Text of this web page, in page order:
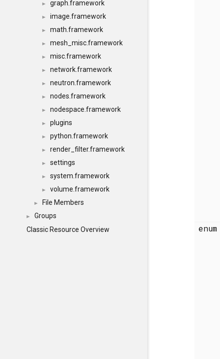
► graph.framework
► image.framework
► math.framework
► mesh_misc.framework
► misc.framework
► network.framework
► neutron.framework
► nodes.framework
► nodespace.framework
► plugins
► python.framework
► render_filter.framework
► settings
► system.framework
► volume.framework
► File Members
►
Groups
Classic Resource Overview